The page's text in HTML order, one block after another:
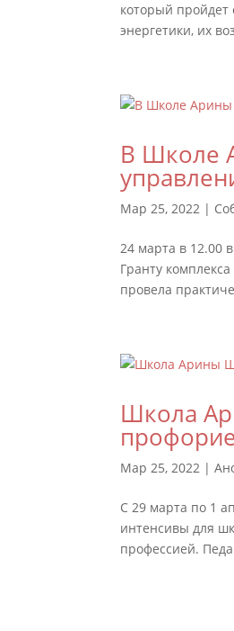
который пройдет
энергетики, их
В Школе
Мар 25, 2022 |
24 марта в 12.00
Гранту
провела
Школа
Мар 25, 2022 |
С 29 марта по 1
интенсивы для
профессией.